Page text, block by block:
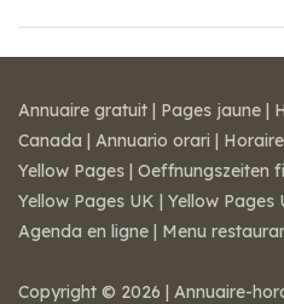
Annuaire gratuit | Pages jaune |
Canada | Annuario orari |
Yellow Pages | Oeffnungszeiten
Yellow Pages UK | Yellow Pages
Agenda en ligne | Menu
Copyright © 2026 | Annuaire-